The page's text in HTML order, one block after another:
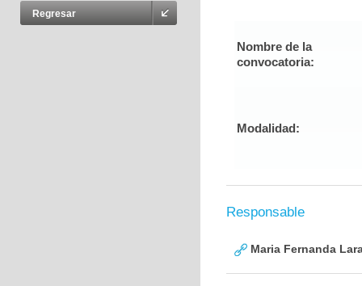
Regresar
Nombre de la
convocatoria:
Modalidad:
Responsable
Maria Fernanda